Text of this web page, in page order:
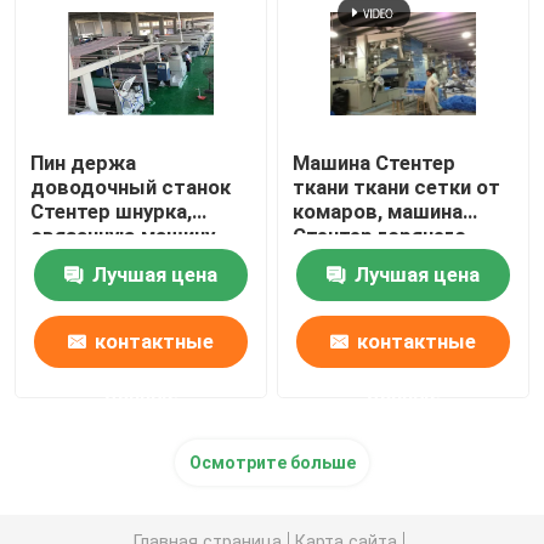
Компактор ткани Книт
Стеллажи металлические хранения
мерсеризуя машина
Ряд соскабливать и отбеливания
Пин держа
доводочный станок
Стентер шнурка,
связанную машину
установки жары
ткани Лучшая цена
контактные
Машина Стентер
ткани ткани сетки от
комаров, машина
Стентер горячего
воздуха низкого
напряженияЛучшая цена
контактные
Осмотрите больше